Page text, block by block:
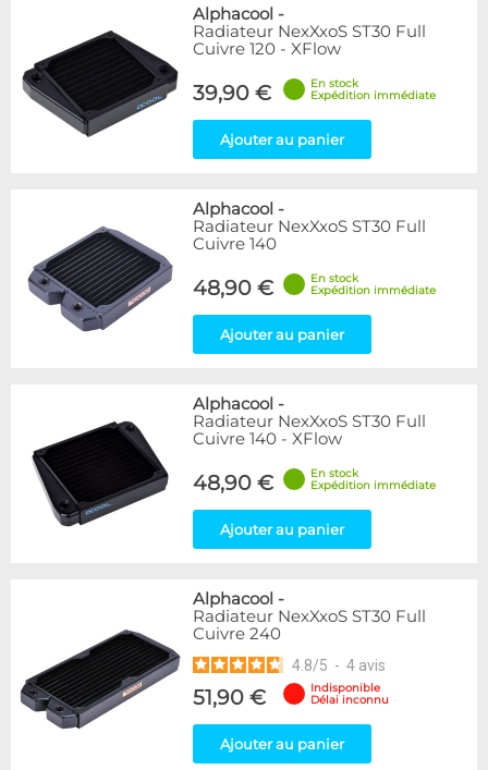
Alphacool -
Radiateur NexXxoS ST30 Full
Cuivre 120 - XFlow
39,90 €
En stock
Expédition immédiate
Ajouter au panier
Alphacool -
Radiateur NexXxoS ST30 Full
Cuivre 140
48,90 €
En stock
Expédition immédiate
Ajouter au panier
Alphacool -
Radiateur NexXxoS ST30 Full
Cuivre 140 - XFlow
48,90 €
En stock
Expédition immédiate
Ajouter au panier
Alphacool -
Radiateur NexXxoS ST30 Full
Cuivre 240
4.8/5 - 4 avis
51,90 €
Indisponible
Délai inconnu
Ajouter au panier